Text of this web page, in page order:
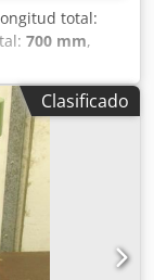
total:
700 mm,
2006
CE
- Dimensiones
x ancho x
IVA/Impuesto
posibles en
con el sector
Clasificado